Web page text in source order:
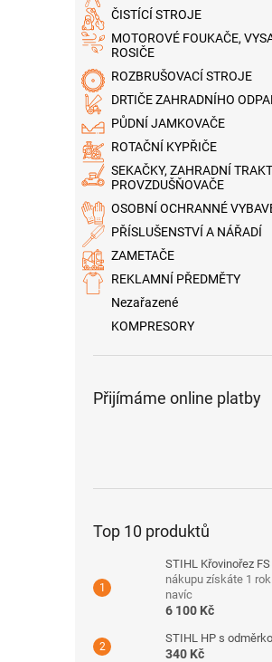
e
ČISTÍCÍ STROJE
MOTOROVÉ FOUKAČE,
ROSIČE
ROZBRUŠOVACÍ STROJE
DRTIČE ZAHRADNÍHO
PŮDNÍ JAMKOVAČE
ROTAČNÍ KYPŘIČE
SEKAČKY, ZAHRADNÍ
PROVZDUŠŇOVAČE
OSOBNÍ OCHRANNÉ
PŘÍSLUŠENSTVÍ A NÁŘADÍ
ZAMETAČE
REKLAMNÍ PŘEDMĚTY
Nezařazené
KOMPRESORY
Přijímáme online platby
Top 10 produktů
STIHL Křovinořez
nákupu získáte 1
navíc
6 100 Kč
STIHL HP s
340 Kč